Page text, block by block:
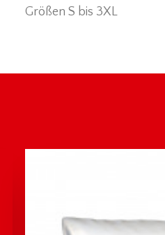
Größen S bis 3XL